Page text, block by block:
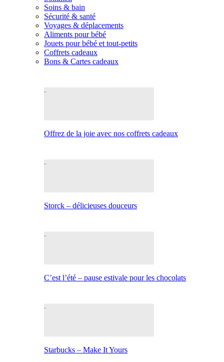
Soins & bain
Sécurité & santé
Voyages & déplacements
Aliments pour bébé
Jouets pour bébé et tout-petits
Coffrets cadeaux
Bons & Cartes cadeaux
Offrez de la joie avec nos coffrets cadeaux
Storck – délicieuses douceurs
C’est l’été – pause estivale pour les chocolats
Starbucks – Make It Yours